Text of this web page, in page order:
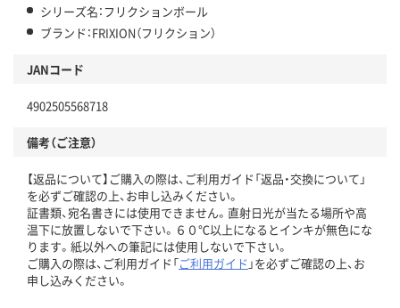
シリーズ名：フリクションボール
ブランド：FRIXION（フリクション）
JANコード
4902505568718
備考（ご注意）
【返品について】ご購入の際は、ご利用ガイド「返品・交換について」
を必ずご確認の上、お申し込みください。
証書類、宛名書きには使用できません。直射日光が当たる場所や高
温下に放置しないで下さい。６０℃以上になるとインキが無色にな
ります。紙以外への筆記には使用しないで下さい。
ご購入の際は、ご利用ガイド「ご利用ガイド 」を必ずご確認の上、お
申し込みください。